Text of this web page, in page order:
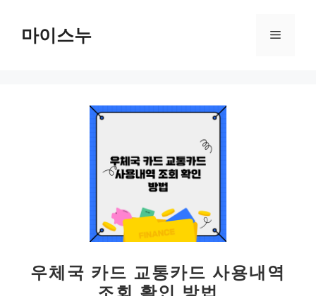
마이스누 메
우체국 카드 교통카드 사용내역